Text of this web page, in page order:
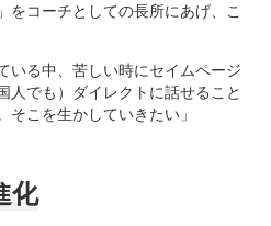
をコーチとしての長所にあげ、こ
いる中、苦しい時にセイムページ
人でも）ダイレクトに話せること
こを生かしていきたい」
化